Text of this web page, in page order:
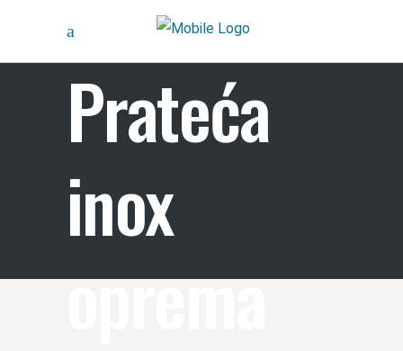
Prateća
inox
oprema